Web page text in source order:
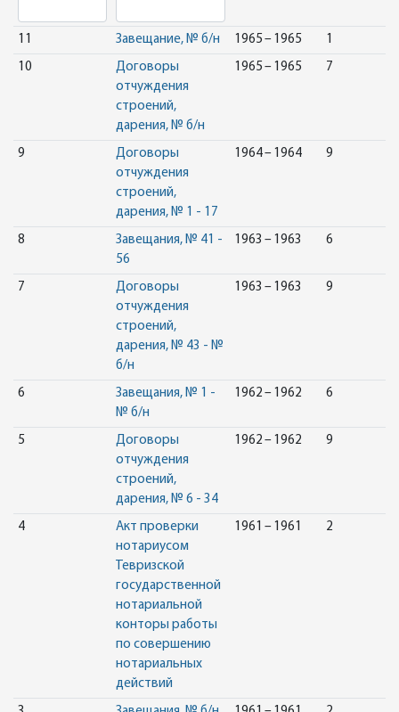
11 Завещание, № б/н 1965 – 1965 1
10
Договоры
отчуждения
строений,
дарения, № б/н
1965 – 1965 7
9
Договоры
отчуждения
строений,
дарения, № 1 - 17
1964 – 1964 9
8
Завещания, № 41 -
56
1963 – 1963 6
7
Договоры
отчуждения
строений,
дарения, № 43 - №
б/н
1963 – 1963 9
6
Завещания, № 1 -
№ б/н
1962 – 1962 6
5
Договоры
отчуждения
строений,
дарения, № 6 - 34
1962 – 1962 9
4
Акт проверки
нотариусом
Тевризской
государственной
нотариальной
конторы работы
по совершению
нотариальных
действий
1961 – 1961 2